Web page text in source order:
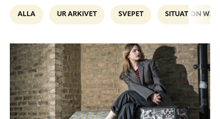
ALLA UR ARKIVET SVEPET SITUATION